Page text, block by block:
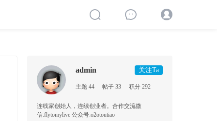
admin 关注Ta
主题 44 帖子 33 积分 292
连线家创始人，连续创业者。合作交流微
信:flytomylive 公众号:o2otoutiao